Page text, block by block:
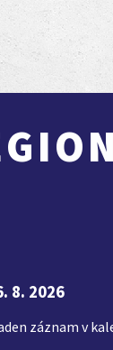
8. 2026
záznam v